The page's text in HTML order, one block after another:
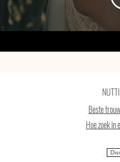
Beste
Hoe zoek in